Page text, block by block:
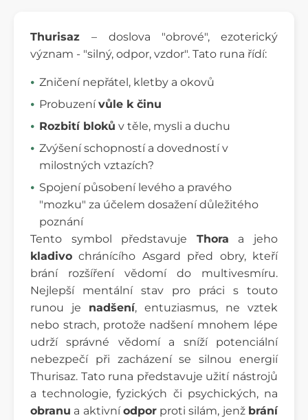
Thurisaz– doslova "obrové", ezoterický
význam - "silný, odpor, vzdor". Tato runa řídí:
Zničení nepřátel, kletby a okovů
Probuzenívůle k činu
Rozbití bloků v těle, mysli a duchu
Zvýšení schopností a dovedností v
milostných vztazích?
Spojení působení levého a pravého
"mozku" za účelem dosažení důležitého
poznání
Tento symbol představuje Thora a jeho
kladivo chránícího Asgard před obry, kteří
brání rozšíření vědomí do multivesmíru.
Nejlepší mentální stav pro práci s touto
runou je nadšení, entuziasmus, ne vztek
nebo strach, protože nadšení mnohem lépe
udrží správné vědomí a sníží potenciální
nebezpečí při zacházení se silnou energií
Thurisaz. Tato runa představuje užití nástrojů
a technologie, fyzických či psychických, na
obranu a aktivníodporproti silám, jenž brání